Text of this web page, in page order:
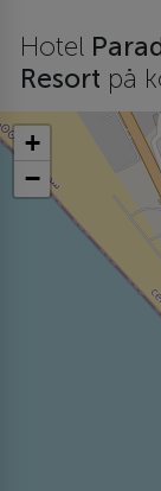
Hotel
Resort på
+
−